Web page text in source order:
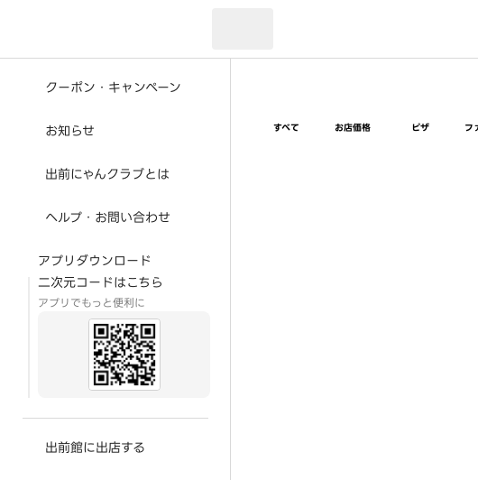
クーポン・キャンペーン
お知らせ
出前にゃんクラブとは
ヘルプ・お問い合わせ
アプリダウンロード
二次元コードはこちら
アプリでもっと便利に
出前館に出店する
すべて お店価格 ピザ
フ